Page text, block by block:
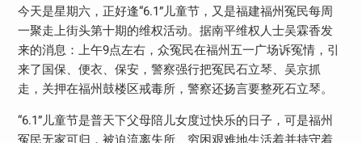
今天是星期六，正好逢“6.1”儿童节，又是福建福州冤民每周
一聚走上街头第十期的维权活动。据南平维权人士吴霖香发
来的消息：上午9点左右，众冤民在福州五一广场诉冤情，引
来了国保、便衣、保安，警察强行把冤民石立琴、吴京抓
走，关押在福州鼓楼区戒毒所，警察还扬言要整死石立琴。
“6.1”儿童节是普天下父母陪儿女度过快乐的日子，可是福州
冤民无家可归，被迫流离失所、穷困艰难地生活着并持守着